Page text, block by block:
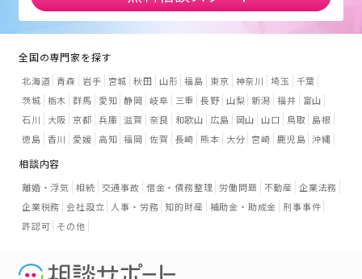
全国の専門家を探す
北海道 青森 岩手 宮城 秋田 山形 福島 東京 神奈川 埼玉
千葉
茨城 栃木 群馬 愛知 静岡 岐阜 三重 長野 山梨 新潟 福井
富山
石川
大阪 京都 兵庫 滋賀 奈良 和歌山 広島 岡山 山口 鳥取
島根
徳島 香川 愛媛 高知 福岡 佐賀 長崎 熊本 大分 宮崎 鹿児島 沖縄
相談内容
離婚・浮気 相続 交通事故 借金・債務整理 労働問題 不動産 企業法務
企業税務 会社設立 人事・労務 知的財産 補助金・助成金 刑事事件
許認可 その他